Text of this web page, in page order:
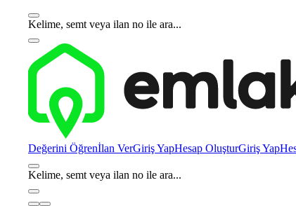
Kelime, semt veya ilan no ile ara...
Değerini Öğrenİlan VerGiriş YapHesap OluşturGiriş Yap
Kelime, semt veya ilan no ile ara...